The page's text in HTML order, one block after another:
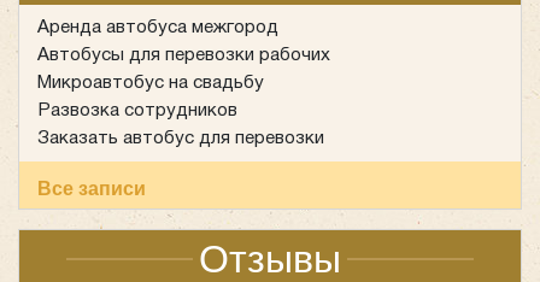
Аренда автобуса межгород
Автобусы для перевозки рабочих
Микроавтобус на свадьбу
Развозка сотрудников
Заказать автобус для перевозки
Все записи
Отзывы